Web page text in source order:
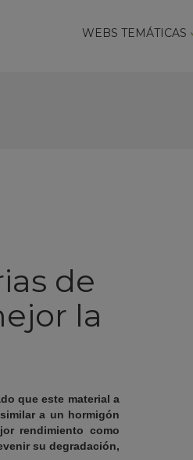
WEBS TEMÁTICAS
de
la
que este material a
a un hormigón
rendimiento como
su degradación,